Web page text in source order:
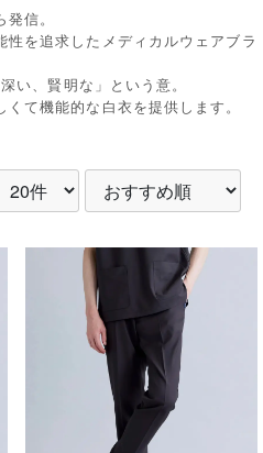
信。
を追求したメディカルウェアブラ
い、賢明な」という意。
て機能的な白衣を提供します。